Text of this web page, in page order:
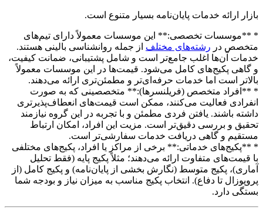
بازار ارائه خدمات پایان‌نامه بسیار متنوع است.
* **موسسات تخصصی:** این موسسات معمولاً دارای تیم‌های
متخصص در رشته‌های مختلف از جمله روانشناسی بالینی هستند.
خدمات آن‌ها اغلب جامع‌تر است و شامل پشتیبانی، ضمانت کیفیت،
و گاهی پکیج‌های کامل می‌شود. قیمت‌ها در این موسسات معمولاً
بالاتر است اما خدمات حرفه‌ای‌تر و مطمئن‌تری ارائه می‌دهند.
* **افراد متخصص (فریلنسرها):** متخصصینی که به صورت
انفرادی فعالیت می‌کنند، ممکن است قیمت‌های انعطاف‌پذیرتری
داشته باشند. یافتن فردی مطمئن و با تجربه در این گروه نیازمند
تحقیق و بررسی دقیق‌تر است. مزیت این افراد، امکان ارتباط
مستقیم و گاهی دریافت خدمات سفارشی‌تر است.
* **پکیج‌های خدماتی:** برخی از مراکز یا افراد، پکیج‌های مختلفی
با قیمت‌های متفاوت ارائه می‌دهند؛ مثلاً پکیج پایه (فقط تحلیل
آماری)، پکیج متوسط (نگارش بخشی از پایان‌نامه) و پکیج کامل (از
پروپوزال تا دفاع). انتخاب پکیج مناسب به میزان نیاز و بودجه شما
بستگی دارد.